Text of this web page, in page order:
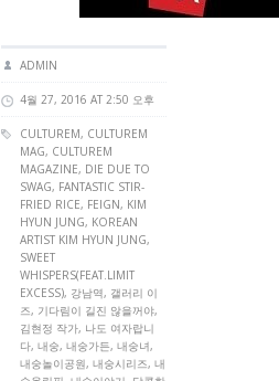
ADMIN
4월 27, 2016 AT 2:50 오후
CULTUREM, CULTUREM
MAG, CULTUREM
MAGAZINE, DIE DUE TO
SWAG, FANTASTIC STIR-
FRIED RICE, FEIGN, KIM
HYUN JUNG, KOREAN
ARTIST KIM HYUN JUNG,
SWEET
WHISPERS(FEAT.LIMIT
EXCESS), 강남역, 갤러리 이
즈, 기다림이 길진 않을꺼야,
김현정 작가, 나도 여자랍니
다, 내숭, 내숭가든, 내숭녀,
내숭놀이공원, 내숭시리즈, 내